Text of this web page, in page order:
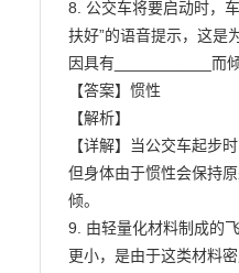
8. 公交车将要启动时，
扶好”的语音提示，这是
因具有___________而
【答案】惯性
【解析】
【详解】当公交车起步
但身体由于惯性会保持
倾。
9. 由轻量化材料制成的
更小，是由于这类材料